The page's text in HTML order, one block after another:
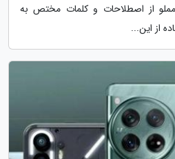
از اصطلاحات و کلمات مختص به
از این...